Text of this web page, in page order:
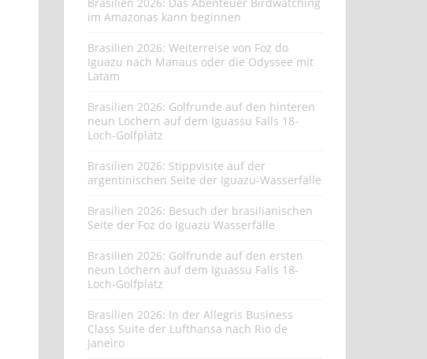
im Amazonas kann beginnen
Brasilien 2026: Weiterreise von Foz do
Iguazu nach Manaus oder die Odyssee mit
Latam
Brasilien 2026: Golfrunde auf den hinteren
neun Löchern auf dem Iguassu Falls 18-
Loch-Golfplatz
Brasilien 2026: Stippvisite auf der
argentinischen Seite der Iguazu-Wasserfälle
Brasilien 2026: Besuch der brasilianischen
Seite der Foz do Iguazu Wasserfälle
Brasilien 2026: Golfrunde auf den ersten
neun Löchern auf dem Iguassu Falls 18-
Loch-Golfplatz
Brasilien 2026: In der Allegris Business
Class Suite der Lufthansa nach Rio de
Janeiro